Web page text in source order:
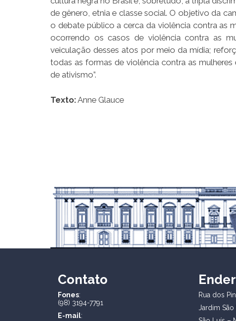
de gênero, etnia e classe social. O objetivo da
o debate público a cerca da violência contra as
ocorrendo os casos de violência contra as
veiculação desses atos por meio da mídia;
todas as formas de violência contra as
de ativismo”.
Texto:Anne Glauce
Contato
Fones:
(98) 3194-7791
E-mail:
Rua dos
Jardim São